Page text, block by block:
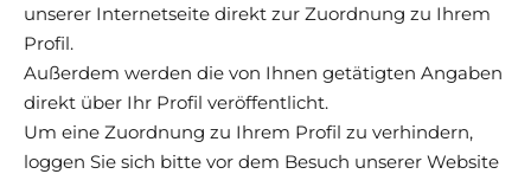
unserer Internetseite direkt zur Zuordnung zu Ihrem
Profil.
Außerdem werden die von Ihnen getätigten Angaben
direkt über Ihr Profil veröffentlicht.
Um eine Zuordnung zu Ihrem Profil zu verhindern,
loggen Sie sich bitte vor dem Besuch unserer Website